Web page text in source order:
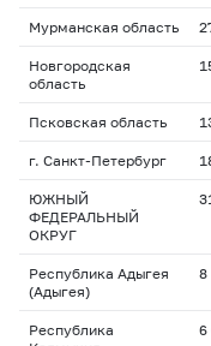
Мурманская область
Новгородская
область
Псковская область
г. Санкт-Петербург
ЮЖНЫЙ
ФЕДЕРАЛЬНЫЙ
ОКРУГ
Республика Адыгея
(Адыгея)
8
Республика
6